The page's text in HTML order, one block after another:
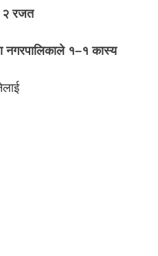
२ रजत
नगरपालिकाले १–१ कास्य